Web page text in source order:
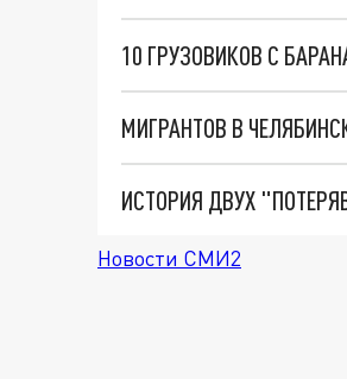
10 ГРУЗОВИКОВ С
МИГРАНТОВ В
Новости СМИ2